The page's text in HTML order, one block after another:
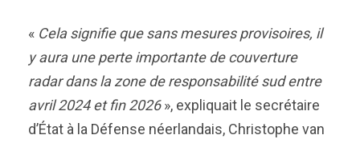
« Cela signifie que sans mesures provisoires, il
y aura une perte importante de couverture
radar dans la zone de responsabilité sud entre
avril 2024 et fin 2026», expliquait le secrétaire
d’État à la Défense néerlandais, Christophe van